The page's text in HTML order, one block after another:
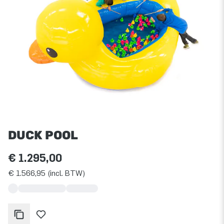
DUCK POOL
€ 1.295,00
€ 1.566,95 (incl. BTW)